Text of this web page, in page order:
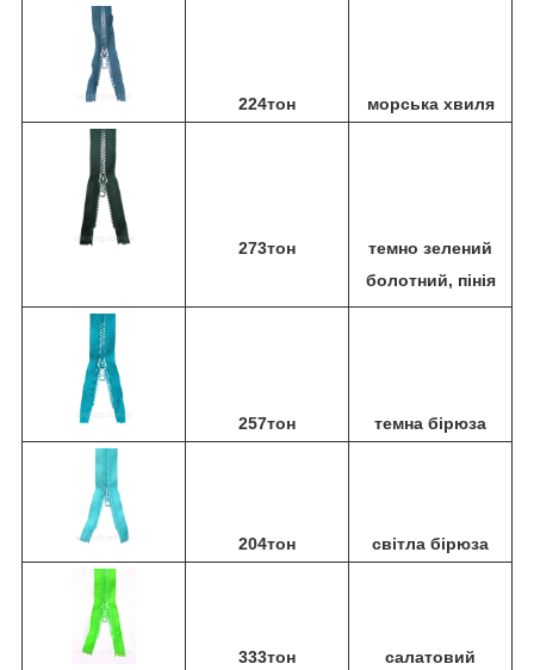
224тон морська хвиля
273тон
темно зелений
болотний, пінія
257тон темна бірюза
204тон світла бірюза
333тон салатовий